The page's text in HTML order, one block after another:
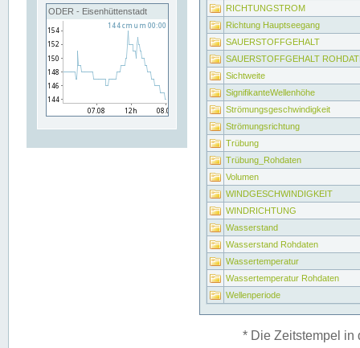
ODER - Eisenhüttenstadt
RICHTUNGSTROM
Richtung Hauptseegang
SAUERSTOFFGEHALT
SAUERSTOFFGEHALT
Sichtweite
SignifikanteWellenhöhe
Strömungsgeschwindigkeit
Strömungsrichtung
Trübung
Trübung_Rohdaten
Volumen
WINDGESCHWINDIGKEIT
WINDRICHTUNG
Wasserstand
Wasserstand Rohdaten
Wassertemperatur
Wassertemperatur Rohdaten
Wellenperiode
* Die Zeitstempel in